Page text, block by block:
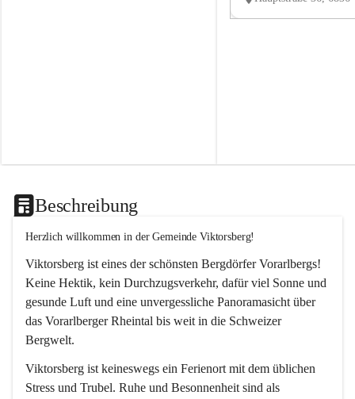
Beschreibung
Herzlich willkommen in der Gemeinde Viktorsberg!
Viktorsberg ist eines der schönsten Bergdörfer Vorarlbergs!
Keine Hektik, kein Durchzugsverkehr, dafür viel Sonne und
gesunde Luft und eine unvergessliche Panoramasicht über
das Vorarlberger Rheintal bis weit in die Schweizer
Bergwelt.
Viktorsberg ist keineswegs ein Ferienort mit dem üblichen
Stress und Trubel. Ruhe und Besonnenheit sind als